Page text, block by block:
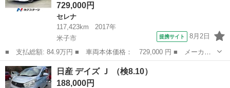
729,000円
セレナ
117,423km
2017年
米子市
提携サイト 8月2日
■ 支払総額: 84.9万円 ■ 車両本体価格： 729,000 円 ■ メーカー
名： 日産 ■ 車種名： セレナ ■ グレード名： ハイウェイスタ
ー Ｖセレクション 両側電動ドア 純正ＳＤナビ 全周囲カメラ
衝突被害軽減...
鳥取 米子市 セレナ
日産 デイズ Ｊ （検8.10）
188,000円